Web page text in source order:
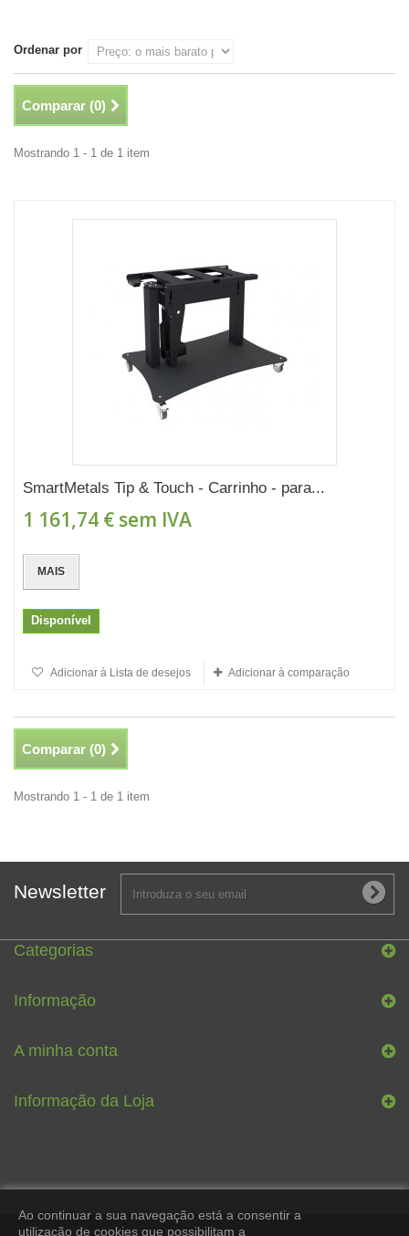
Ordenar por
Comparar (0)
Mostrando 1 - 1 de 1 item
SmartMetals Tip & Touch - Carrinho - para...
1 161,74 € sem IVA
MAIS
Disponível
Adicionar à Lista de desejos Adicionar à comparação
Comparar (0)
Mostrando 1 - 1 de 1 item
Newsletter
Categorias
Informação
A minha conta
Informação da Loja
Ao continuar a sua navegação está a consentir a
utilização de cookies que possibilitam a